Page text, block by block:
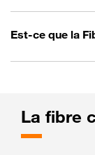
Est-ce que la
La fibre